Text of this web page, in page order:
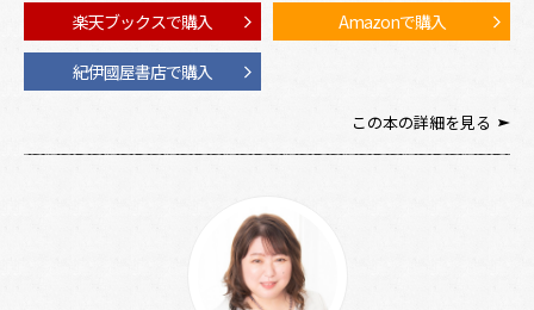
楽天ブックスで購入 Amazonで購入
紀伊國屋書店で購入
この本の詳細を見る